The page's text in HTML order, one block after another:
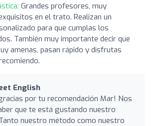
Grandes profesores, muy
en el trato. Realizan un
para que cumplas los
También muy importante decir que
amenas, pasan rápido y disfrutas
English
por tu recomendación Mar! Nos
que te está gustando nuestro
nuestro método como nuestro